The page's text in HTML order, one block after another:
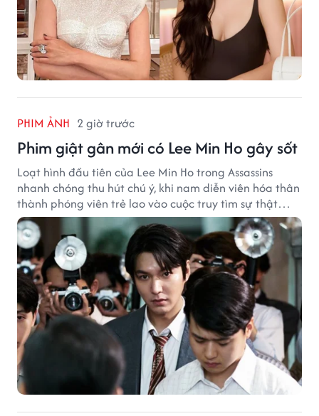
PHIM ẢNH 2 giờ trước
Phim giật gân mới có Lee Min Ho gây sốt
Loạt hình đầu tiên của Lee Min Ho trong Assassins
nhanh chóng thu hút chú ý, khi nam diễn viên hóa thân
thành phóng viên trẻ lao vào cuộc truy tìm sự thật
phía sau một vụ ám sát gây chấn động Hàn Quốc.